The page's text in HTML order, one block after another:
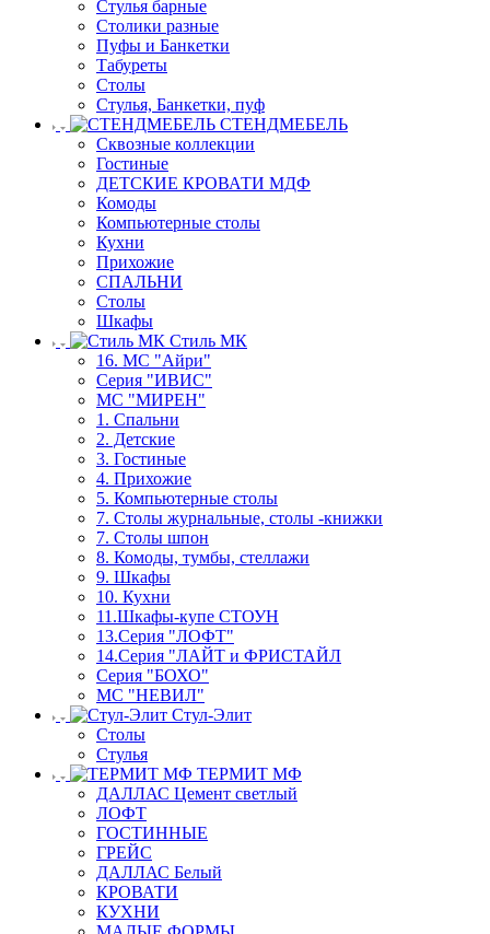
Стулья барные
Столики разные
Пуфы и Банкетки
Табуреты
Столы
Стулья, Банкетки, пуф
СТЕНДМЕБЕЛЬ
Сквозные коллекции
Гостиные
ДЕТСКИЕ КРОВАТИ МДФ
Комоды
Компьютерные столы
Кухни
Прихожие
СПАЛЬНИ
Столы
Шкафы
Стиль МК
16. МС "Айри"
Серия "ИВИС"
МС "МИРЕН"
1. Спальни
2. Детские
3. Гостиные
4. Прихожие
5. Компьютерные столы
7. Столы журнальные, столы -книжки
7. Столы шпон
8. Комоды, тумбы, стеллажи
9. Шкафы
10. Кухни
11.Шкафы-купе СТОУН
13.Серия "ЛОФТ"
14.Серия "ЛАЙТ и ФРИСТАЙЛ
Серия "БОХО"
МС "НЕВИЛ"
Стул-Элит
Столы
Стулья
ТЕРМИТ МФ
ДАЛЛАС Цемент светлый
ЛОФТ
ГОСТИННЫЕ
ГРЕЙС
ДАЛЛАС Белый
КРОВАТИ
КУХНИ